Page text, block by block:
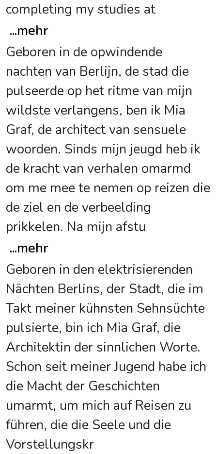
completing my studies at
...mehr
Geboren in de opwindende
nachten van Berlijn, de stad die
pulseerde op het ritme van mijn
wildste verlangens, ben ik Mia
Graf, de architect van sensuele
woorden. Sinds mijn jeugd heb ik
de kracht van verhalen omarmd
om me mee te nemen op reizen die
de ziel en de verbeelding
prikkelen. Na mijn afstu
...mehr
Geboren in den elektrisierenden
Nächten Berlins, der Stadt, die im
Takt meiner kühnsten Sehnsüchte
pulsierte, bin ich Mia Graf, die
Architektin der sinnlichen Worte.
Schon seit meiner Jugend habe ich
die Macht der Geschichten
umarmt, um mich auf Reisen zu
führen, die die Seele und die
Vorstellungskr